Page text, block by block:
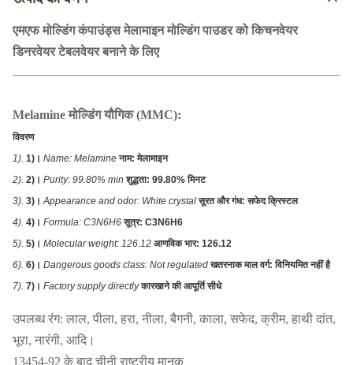
एमएफ मोल्डिंग कंपाउंड्स मेलामाइन मोल्डिंग पाउडर को किचनवेयर
डिनरवेयर टेबलवेयर बनाने के लिए
Melamine मोल्डिंग यौगिक (MMC):
विवरण
1). 1)। Name: Melamine नाम: मेलामाइन
2). 2)। Purity: 99.80% min शुद्धता: 99.80% मिनट
3). 3)। Appearance and odor: White crystal सूरत और गंध: सफेद क्रिस्टल
4). 4)। Formula: C3N6H6 सूत्र: C3N6H6
5). 5)। Molecular weight: 126.12 आणविक भार: 126.12
6). 6)। Dangerous goods class: Not regulated खतरनाक माल वर्ग: विनियमित नहीं है
7). 7)। Factory supply directly कारखाने की आपूर्ति सीधे
उपलब्ध रंग: लाल, पीला, हरा, नीला, बैगनी, काला, सफेद, क्रीम, हाथी दांत,
भूरा, नारंगी, आदि।
13454-92 के बाद चीनी राष्ट्रीय मानक